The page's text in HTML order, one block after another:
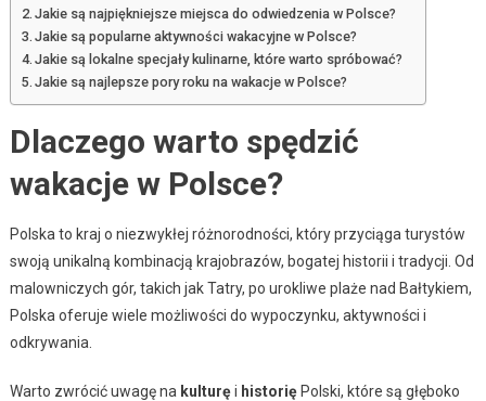
Jakie są najpiękniejsze miejsca do odwiedzenia w Polsce?
Jakie są popularne aktywności wakacyjne w Polsce?
Jakie są lokalne specjały kulinarne, które warto spróbować?
Jakie są najlepsze pory roku na wakacje w Polsce?
Dlaczego warto spędzić
wakacje w Polsce?
Polska to kraj o niezwykłej różnorodności, który przyciąga turystów
swoją unikalną kombinacją krajobrazów, bogatej historii i tradycji. Od
malowniczych gór, takich jak Tatry, po urokliwe plaże nad Bałtykiem,
Polska oferuje wiele możliwości do wypoczynku, aktywności i
odkrywania.
Warto zwrócić uwagę na kulturęi historięPolski, które są głęboko